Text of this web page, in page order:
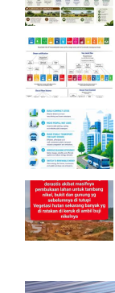
Teluk